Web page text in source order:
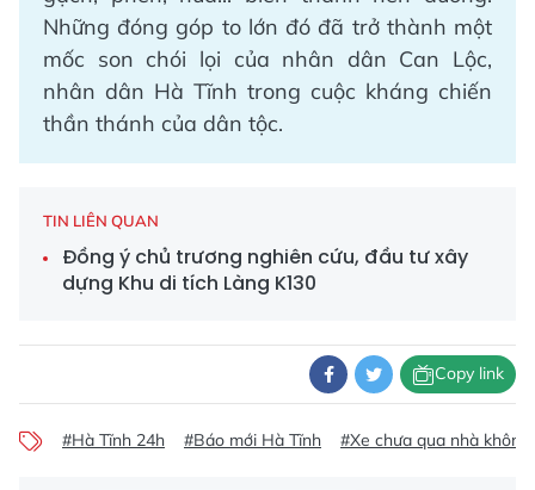
Những đóng góp to lớn đó đã trở thành một
mốc son chói lọi của nhân dân Can Lộc,
nhân dân Hà Tĩnh trong cuộc kháng chiến
thần thánh của dân tộc.
TIN LIÊN QUAN
Đồng ý chủ trương nghiên cứu, đầu tư xây
dựng Khu di tích Làng K130
Copy link
#Hà Tĩnh 24h #Báo mới Hà Tĩnh #Xe chưa qua nhà không